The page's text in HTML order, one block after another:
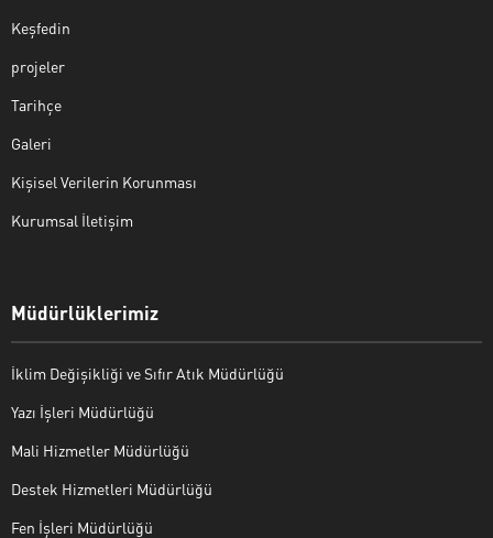
Keşfedin
projeler
Tarihçe
Galeri
Kişisel Verilerin Korunması
Kurumsal İletişim
Müdürlüklerimiz
İklim Değişikliği ve Sıfır Atık Müdürlüğü
Yazı İşleri Müdürlüğü
Mali Hizmetler Müdürlüğü
Destek Hizmetleri Müdürlüğü
Fen İşleri Müdürlüğü